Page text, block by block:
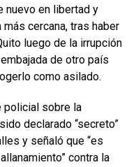
nuevo en libertad y
cercana, tras haber
luego de la irrupción
de otro país
como asilado.
policial sobre la
declarado “secreto”
y señaló que “es
contra la